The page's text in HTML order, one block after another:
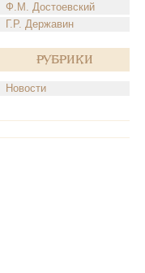
Ф.М. Достоевский
Г.Р. Державин
Рубрики
Новости